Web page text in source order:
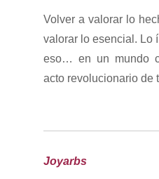
Volver a valorar lo
valorar lo esencial. Lo
eso… en un mundo
acto revolucionario de
Joyarbs